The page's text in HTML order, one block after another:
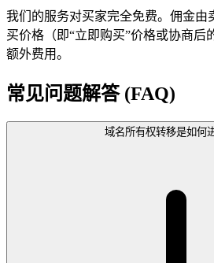
我们的服务对买家完全免费。佣金由
买价格（即“立即购买”价格或协商后
额外费用。
常见问题解答 (FAQ)
域名所有权转移是如何